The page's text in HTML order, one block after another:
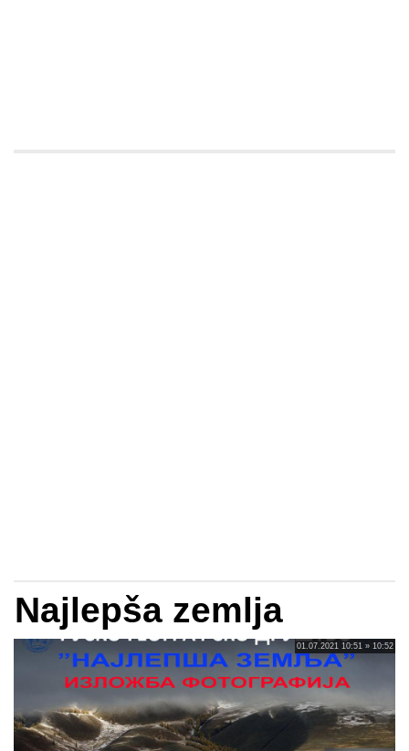
Najlepša zemlja
01.07.2021 10:51 » 10:52